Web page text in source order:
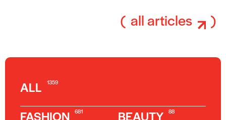
all articles
ALL 1359
681 88